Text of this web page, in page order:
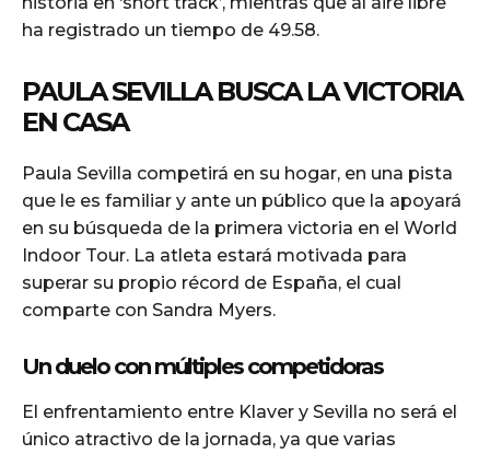
ha registrado un tiempo de 49.58.
PAULA SEVILLA BUSCA LA VICTORIA
EN CASA
Paula Sevilla competirá en su hogar, en una pista
que le es familiar y ante un público que la apoyará
en su búsqueda de la primera victoria en el World
Indoor Tour. La atleta estará motivada para
superar su propio récord de España, el cual
comparte con Sandra Myers.
Un duelo con múltiples competidoras
El enfrentamiento entre Klaver y Sevilla no será el
único atractivo de la jornada, ya que varias